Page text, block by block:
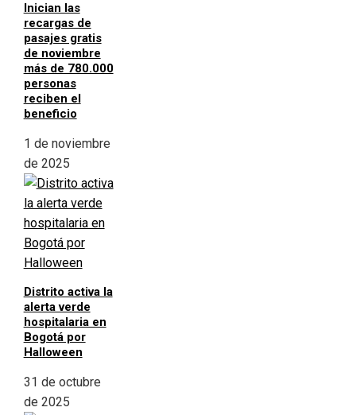
Inician las
recargas de
pasajes gratis
de noviembre
más de 780.000
personas
reciben el
beneficio
1 de noviembre
de 2025
Distrito activa la
alerta verde
hospitalaria en
Bogotá por
Halloween
31 de octubre
de 2025